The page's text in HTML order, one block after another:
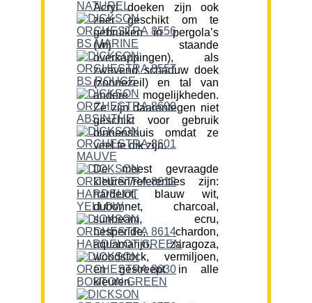
Acryl doeken zijn ook
zeer geschikt om te
gebruiken in pergola’s
(vrij staande
overkappingen), als
zwevend schaduw doek
(zonnezeil) en tal van
andere mogelijkheden.
Ze zijn daarentegen niet
geschikt voor gebruik
binnenshuis omdat ze
veel te dik zijn.
De meest gevraagde
kleuren/referenties zijn:
hardelot, blauw wit,
dubonnet, charcoal,
sunbeam, ecru,
hesperide, chardon,
aquamarijn, zaragoza,
woodstock, vermiljoen,
en gestreept in alle
kleuren.